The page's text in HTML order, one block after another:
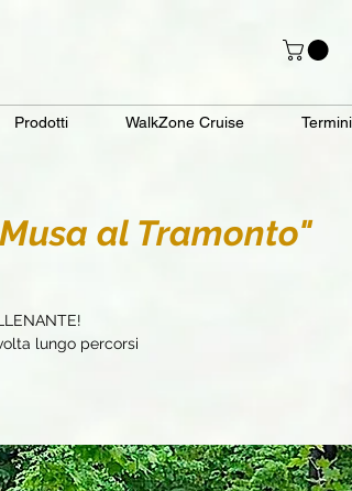
Prodotti WalkZone Cruise
al Tramonto"
lungo percorsi